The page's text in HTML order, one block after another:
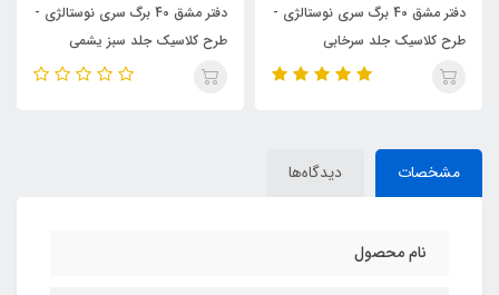
دفتر مشق 40 برگ سری نوستالژی -
طرح کلاسیک جلد سبز یشمی
دفتر مشق 40 برگ سری نوستالژی -
طرح کلاسیک جلد زرد
مشخصات دیدگاه‌ها
نام محصول